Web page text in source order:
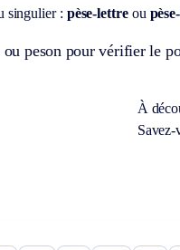
singulier : pèse-lettreou
ou peson pour vérifier le
À